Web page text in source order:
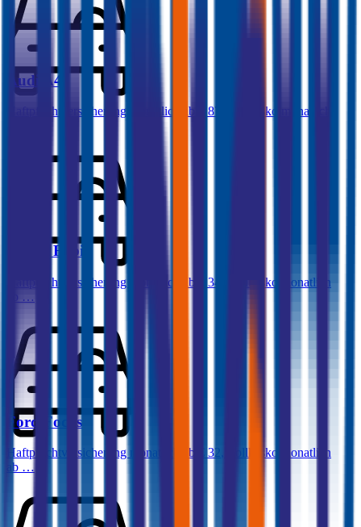
Audi A4
Haftpflichtversicherung monatlich ab € 87
Vollkasko monatlich
Fabia
Haftpflichtversicherung monatlich ab € 34
Vollkasko monatlich
ab …
Ford Focus
Haftpflichtversicherung monatlich ab € 32
Vollkasko monatlich
ab …